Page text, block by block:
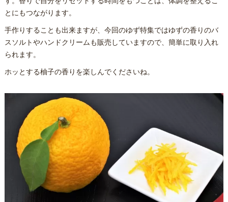
とにもつながります。
手作りすることも出来ますが、今回のゆず特集ではゆずの香りのバ
スソルトやハンドクリームも販売していますので、簡単に取り入れ
られます。
ホッとする柚子の香りを楽しんでくださいね。